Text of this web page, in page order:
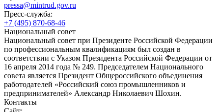
pressa@mintrud.gov.ru
Пресс-служба:
+7 (495) 870-68-46
Национальный совет
Национальный совет при Президенте Российской Федерации
по профессиональным квалификациям был создан в
соответствии с Указом Президента Российской Федерации от
16 апреля 2014 года № 249. Председателем Национального
совета является Президент Общероссийского объединения
работодателей «Российский союз промышленников и
предпринимателей» Александр Николаевич Шохин.
Контакты